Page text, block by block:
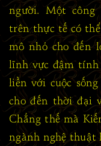
người. Một
trên thực tế có
mô nhỏ cho đến
lĩnh vực đậm tính
liền với cuộc
cho đến thời đại
Chẳng thế mà
ngành nghệ thuật